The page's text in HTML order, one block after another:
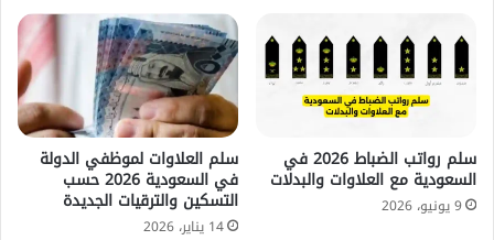
سلم رواتب الضباط 2026 في
السعودية مع العلاوات والبدلات
9 يونيو، 2026
سلم العلاوات لموظفي الدولة
في السعودية 2026 حسب
التسكين والترقيات الجديدة
14 يناير، 2026